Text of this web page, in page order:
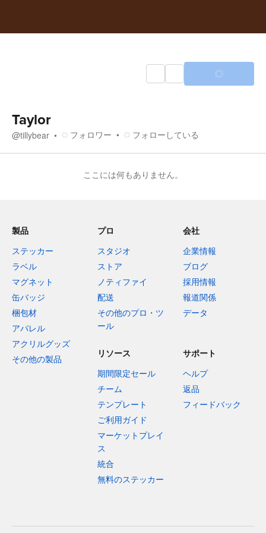
Taylor
@tillybear フォロワー フォローしている
ここには何もありません。
製品
ステッカー
ラベル
マグネット
缶バッジ
梱包材
アパレル
アクリルグッズ
その他の製品
プロ
スタジオ
ストア
ノティファイ
配送
その他のプロ・ツ
ール
会社
企業情報
ブログ
採用情報
報道関係
データ
リソース
期間限定セール
チーム
テンプレート
ご利用ガイド
マーケットプレイ
ス
統合
無料のステッカー
サポート
ヘルプ
返品
フィードバック